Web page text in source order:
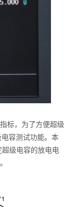
标，为了方便超级
容测试功能。本
级电容的放电电